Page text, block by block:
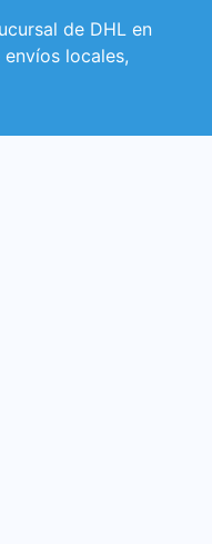
de DHL en
envíos locales,